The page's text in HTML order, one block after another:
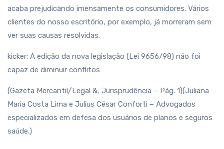
acaba prejudicando imensamente os consumidores. Vários
clientes do nosso escritório, por exemplo, já morreram sem
ver suas causas resolvidas.
kicker: A edição da nova legislação (Lei 9656/98) não foi
capaz de diminuir conflitos
(Gazeta Mercantil/Legal &; Jurisprudência – Pág. 1)(Juliana
Maria Costa Lima e Julius César Conforti – Advogados
especializados em defesa dos usuários de planos e seguros
saúde.)